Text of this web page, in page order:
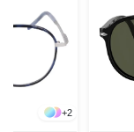
+2